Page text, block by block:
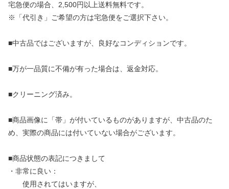
宅急便の場合、2,500円以上送料無料です。
※「代引き」ご希望の方は宅急便をご選択下さい。
■中古品ではございますが、良好なコンディションです。
■万が一品質に不備が有った場合は、返金対応。
■クリーニング済み。
■商品画像に「帯」が付いているものがありますが、中古品のた
め、実際の商品には付いていない場合がございます。
■商品状態の表記につきまして
・非常に良い：
使用されてはいますが、